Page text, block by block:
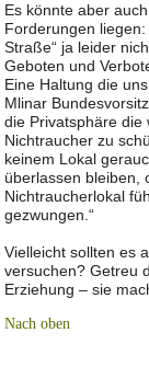
Es könnte aber
Forderungen
Straße“ ja leider
Geboten und
Eine Haltung die
Mlinar
die Privatsphäre die
Nichtraucher zu
keinem Lokal
überlassen bleiben,
Nichtraucherlokal
gezwungen.“
Vielleicht sollten es
versuchen? Getreu
Erziehung – sie
Nach oben